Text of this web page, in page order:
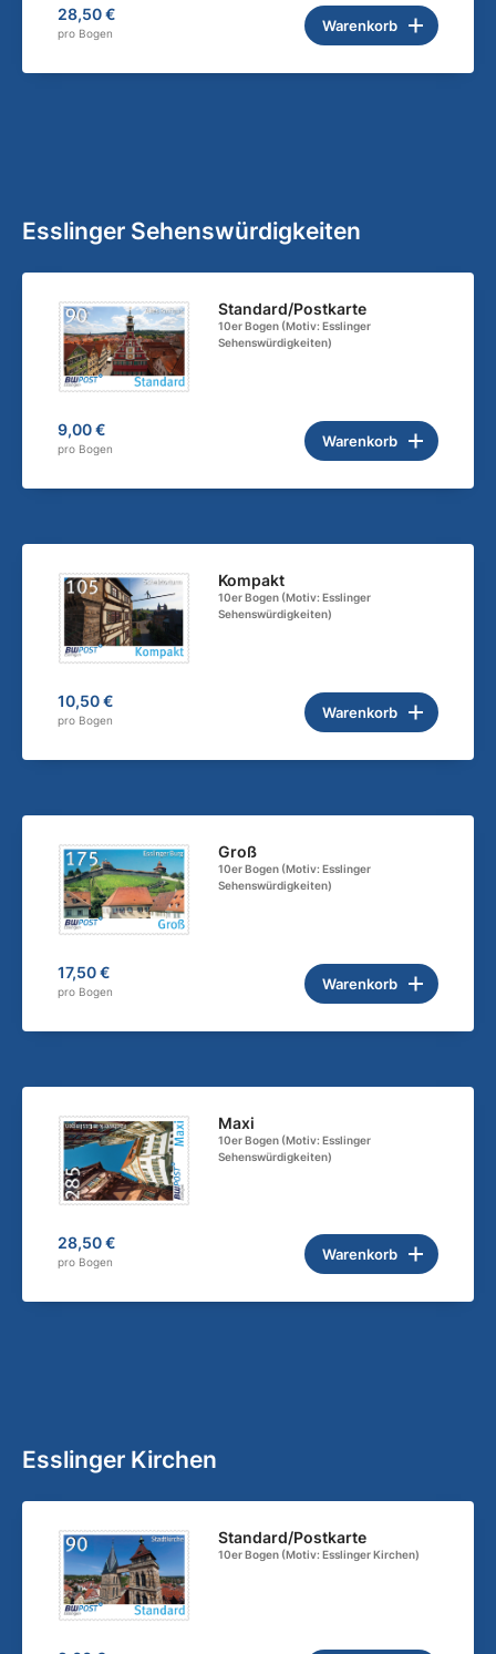
28,50 €
pro Bogen Warenkorb
Esslinger Sehenswürdigkeiten
Standard/Postkarte
10er Bogen (Motiv: Esslinger
Sehenswürdigkeiten)
9,00 €
pro Bogen Warenkorb
Kompakt
10er Bogen (Motiv: Esslinger
Sehenswürdigkeiten)
10,50 €
pro Bogen Warenkorb
Groß
10er Bogen (Motiv: Esslinger
Sehenswürdigkeiten)
17,50 €
pro Bogen Warenkorb
Maxi
10er Bogen (Motiv: Esslinger
Sehenswürdigkeiten)
28,50 €
pro Bogen Warenkorb
Esslinger Kirchen
Standard/Postkarte
10er Bogen (Motiv: Esslinger Kirchen)